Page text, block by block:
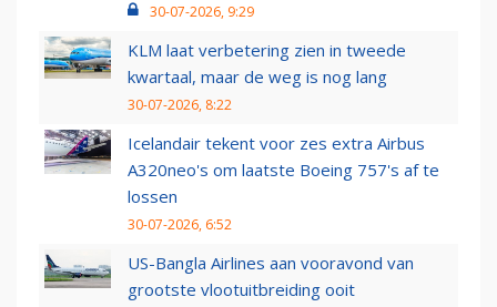
30-07-2026, 9:29
KLM laat verbetering zien in tweede
kwartaal, maar de weg is nog lang
30-07-2026, 8:22
Icelandair tekent voor zes extra Airbus
A320neo's om laatste Boeing 757's af te
lossen
30-07-2026, 6:52
US-Bangla Airlines aan vooravond van
grootste vlootuitbreiding ooit